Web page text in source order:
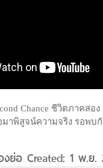
Chance ชีวิตภาค
มาพิสูจน์ความจริง รอพบ
ย่อ Created: 1 พ.ย.